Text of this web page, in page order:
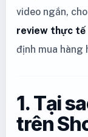
video ngắn,
review thực tế
định mua hàng
1. Tại
trên